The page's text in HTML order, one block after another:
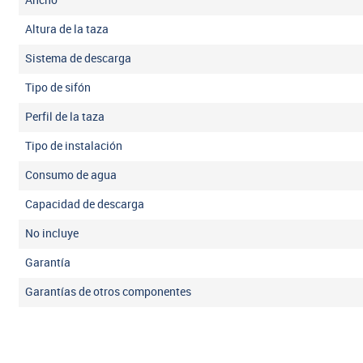
Altura de la taza
Sistema de descarga
Tipo de sifón
Perfil de la taza
Tipo de instalación
Consumo de agua
Capacidad de descarga
No incluye
Garantía
Garantías de otros componentes